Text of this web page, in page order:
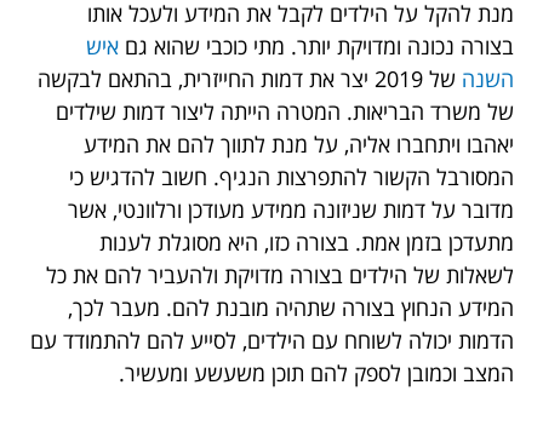
מנת להקל על הילדים לקבל את המידע ולעכל אותו
בצורה נכונה ומדויקת יותר. מתי כוכבי שהוא גם איש
השנה
של 2019 יצר את דמות החייזרית, בהתאם לבקשה
של משרד הבריאות. המטרה הייתה ליצור דמות שילדים
יאהבו ויתחברו אליה, על מנת לתווך להם את המידע
המסורבל הקשור להתפרצות הנגיף. חשוב להדגיש כי
מדובר על דמות שניזונה ממידע מעודכן ורלוונטי, אשר
מתעדכן בזמן אמת. בצורה כזו, היא מסוגלת לענות
לשאלות של הילדים בצורה מדויקת ולהעביר להם את כל
המידע הנחוץ בצורה שתהיה מובנת להם. מעבר לכך,
הדמות יכולה לשוחח עם הילדים, לסייע להם להתמודד עם
המצב וכמובן לספק להם תוכן משעשע ומעשיר.